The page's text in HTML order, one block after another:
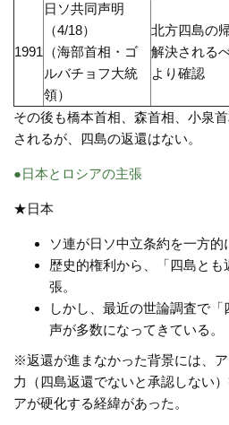
1991
日ソ共同声明
（4/18）
（海部首相・ゴ
ルバチョフ大統
領）
北方四島の
解決される
より確認
その後も橋本首相、森首相、小泉
されるが、四島の返還はない。
●日本とロシアの主張
★日本
ソ連が日ソ中立条約を一方的
歴史的権利から、「四島とも
張。
しかし、最近の世論調査で「
声が多数になってきている。
※返還が進まなかった背景には、
力（四島返還でないと承認しない
アが硬化する経緯があった。